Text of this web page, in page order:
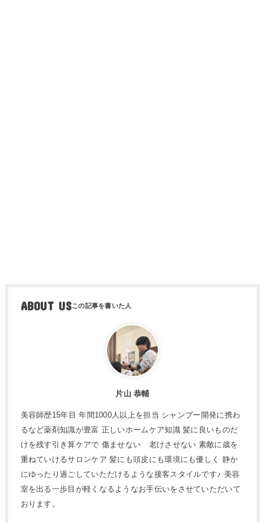
ABOUT US
片山 恭輔
美容師歴15年目 年間1000人以上を担当 シャンプー開発に携わ
るなど薬剤知識が豊富 正しいホームケア知識 髪に良いものだ
けを残す引き算ケアで 傷ませない 老けさせない 素敵に歳を
重ねていけるサロンケア 髪にも頭皮にも環境にも優しく 静か
にゆったり過ごしていただけるような接客スタイルです♪ 美容
室を出る一歩目が軽くなるようなお手伝いをさせていただいて
おります。